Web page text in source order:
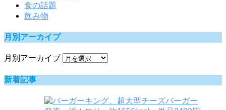
食の話題
飲み物
月別アーカイブ
月別アーカイブ
新着記事